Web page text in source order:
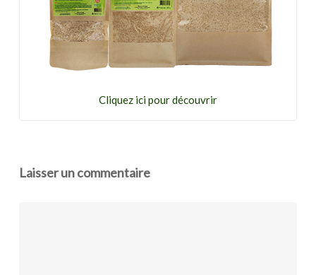
Cliquez ici pour découvrir
Laisser un commentaire